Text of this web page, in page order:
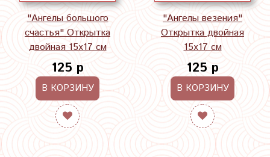
"Ангелы большого
счастья" Открытка
двойная 15х17 см
125 р
В КОРЗИНУ
"Ангелы везения"
Открытка двойная
15х17 см
125 р
В КОРЗИНУ